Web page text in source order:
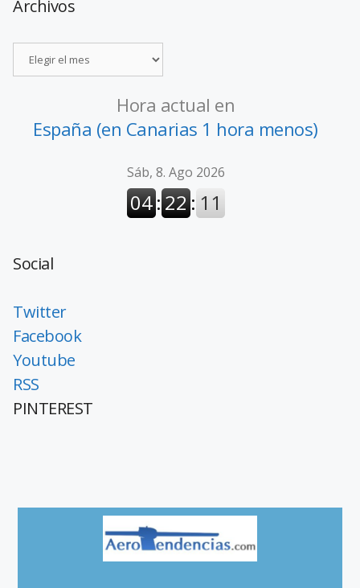
Archivos
Hora actual en
España (en Canarias 1 hora menos)
Social
Twitter
Facebook
Youtube
RSS
PINTEREST